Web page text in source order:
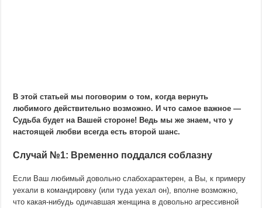
В этой статьей мы поговорим о том, когда вернуть
любимого действительно возможно. И что самое важное —
Судьба будет на Вашей стороне! Ведь мы же знаем, что у
настоящей любви всегда есть второй шанс.
Случай №1: Временно поддался соблазну
Если Ваш любимый довольно слабохарактерен, а Вы, к примеру
уехали в командировку (или туда уехал он), вполне возможно,
что какая-нибудь одичавшая женщина в довольно агрессивной